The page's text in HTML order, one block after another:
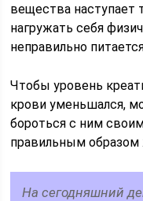
вещества наступает
нагружать себя
неправильно
Чтобы уровень
крови уменьшался,
бороться с ним
правильным образом
На сегодняшний